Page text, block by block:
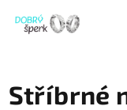
obsah
Stříbrné